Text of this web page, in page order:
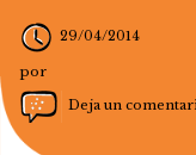
29/04/2014
por
Deja un